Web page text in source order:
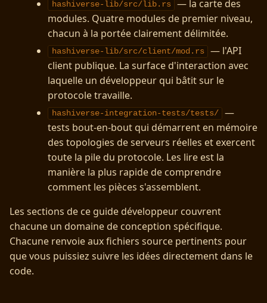
hashiverse-lib/src/lib.rs
— la carte des
modules. Quatre modules de premier niveau,
chacun à la portée clairement délimitée.
hashiverse-lib/src/client/mod.rs
— l'API
client publique. La surface d'interaction avec
laquelle un développeur qui bâtit sur le
protocole travaille.
hashiverse-integration-tests/tests/
—
tests bout-en-bout qui démarrent en mémoire
des topologies de serveurs réelles et exercent
toute la pile du protocole. Les lire est la
manière la plus rapide de comprendre
comment les pièces s'assemblent.
Les sections de ce guide développeur couvrent
chacune un domaine de conception spécifique.
Chacune renvoie aux fichiers source pertinents pour
que vous puissiez suivre les idées directement dans le
code.